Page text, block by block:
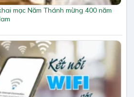
mạc Năm Thánh mừng 400 năm